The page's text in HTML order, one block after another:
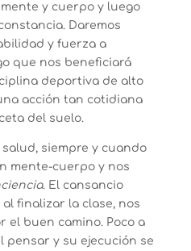
y cuerpo y luego
Daremos
y fuerza a
que nos beneficiará
deportiva de alto
acción tan cotidiana
del suelo.
siempre y cuando
mente-cuerpo y nos
. El cansancio
finalizar la clase, nos
el buen camino. Poco a
pensar y su ejecución se